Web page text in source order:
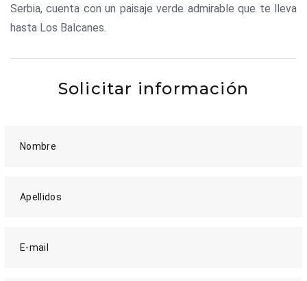
Serbia, cuenta con un paisaje verde admirable que te lleva
hasta Los Balcanes.
Solicitar información
Nombre
Apellidos
E-mail